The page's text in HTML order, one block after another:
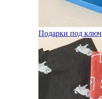
Подарки под ключ